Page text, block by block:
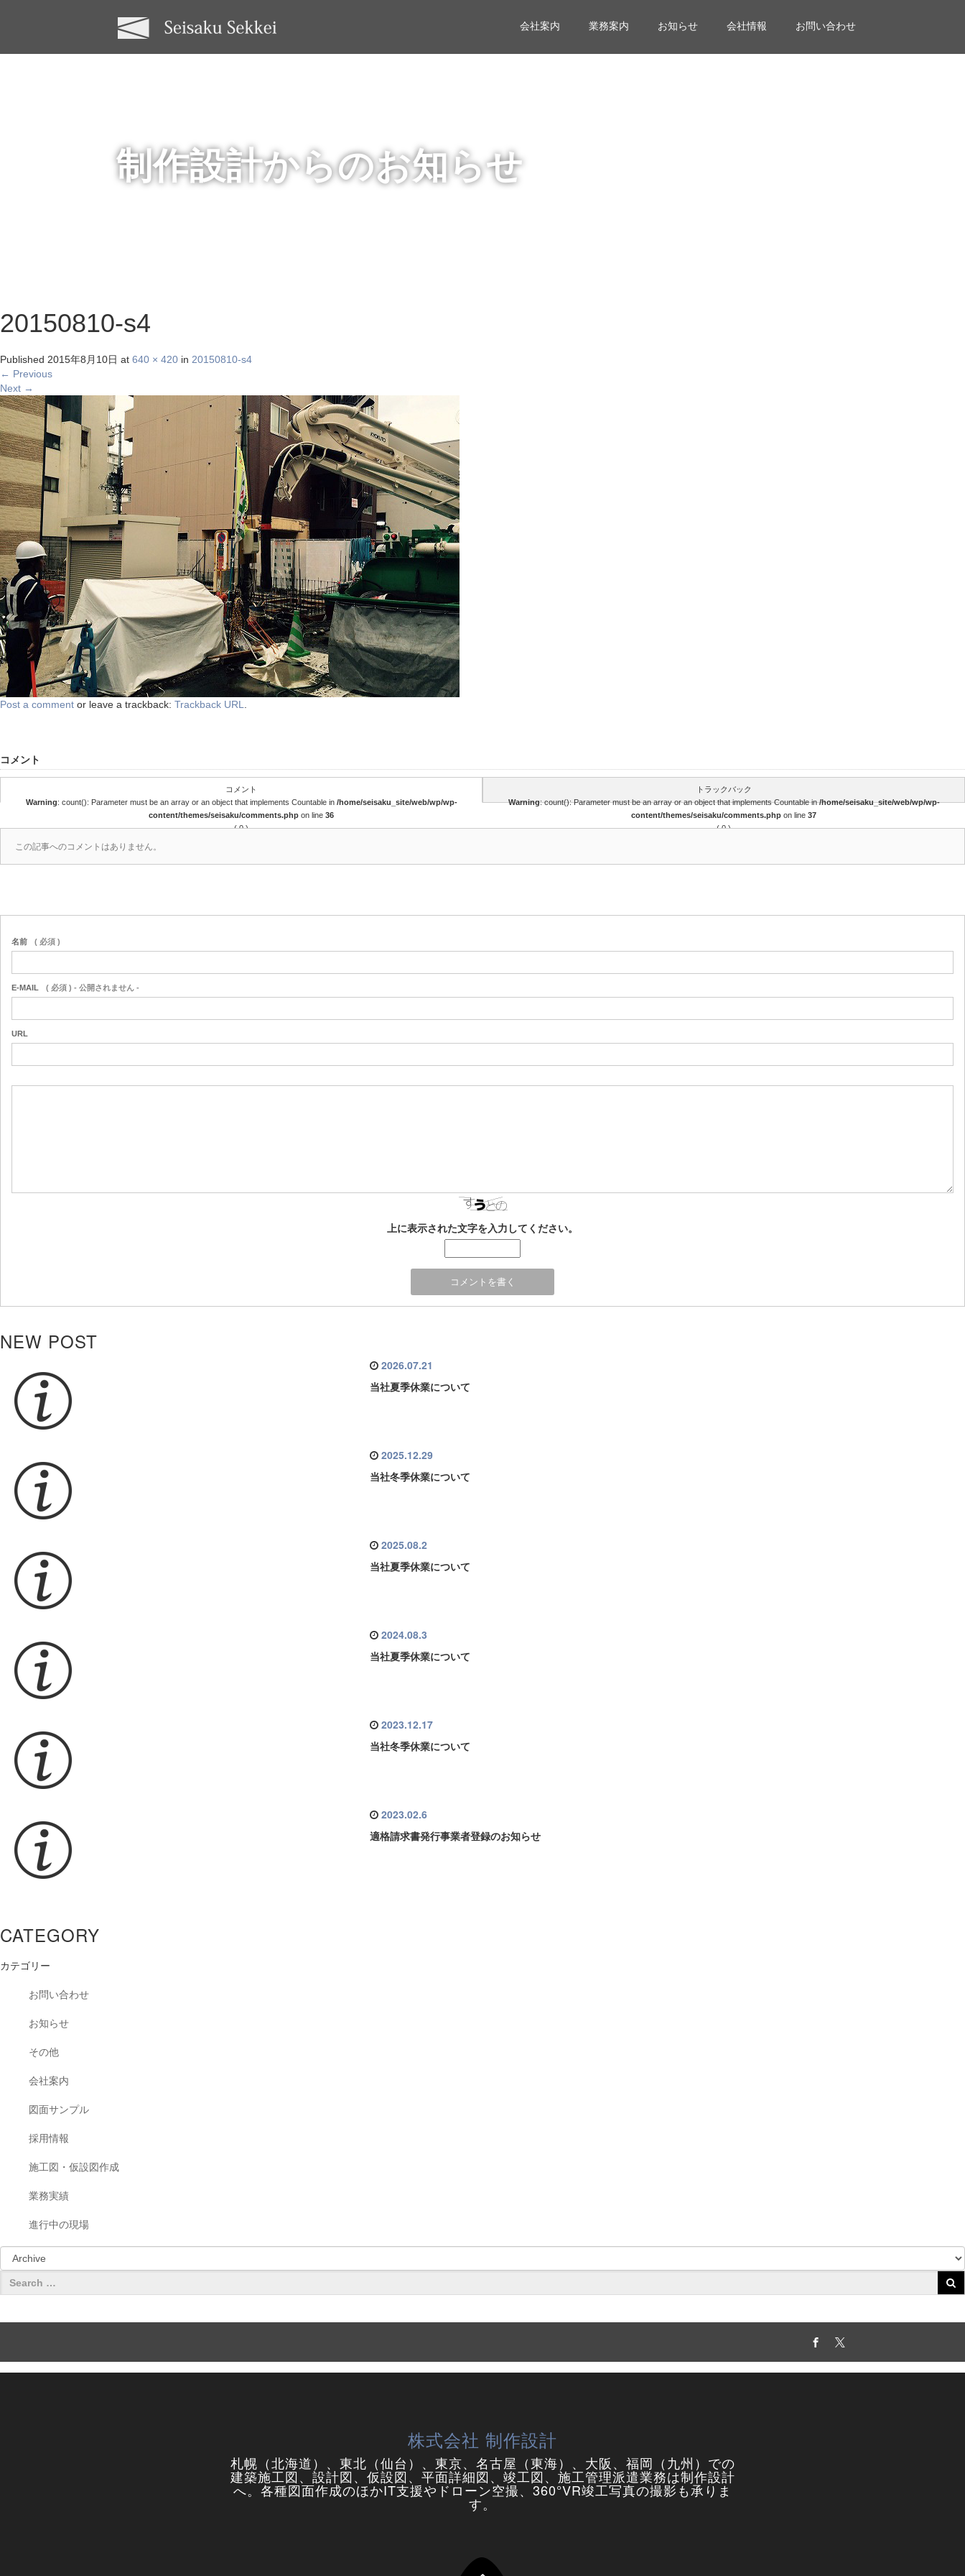
会社案内 業務案内 お知らせ 会社情報 お問い合わせ
制作設計からのお知らせ
20150810-s4
Published 2015年8月10日 at 640 × 420 in 20150810-s4
← Previous
Next →
Post a comment or leave a trackback: Trackback URL
コメント
コメント
Warning: count(): Parameter must be an array or an object that implements Countable in /home/seisaku_site/web/wp/wp-
content/themes/seisaku/comments.php on line 36
( 0 )
トラックバック
Warning: count(): Parameter must be an array or an object that implements Countable in/home/seisaku_site/web/wp/wp-
content/themes/seisaku/comments.php on line 37
( 0 )
この記事へのコメントはありません。
名前 ( 必須 )
E-MAIL ( 必須 ) - 公開されません -
URL
上に表示された文字を入力してください。
NEW POST
2026.07.21
当社夏季休業について
2025.12.29
当社冬季休業について
2025.08.2
当社夏季休業について
2024.08.3
当社夏季休業について
2023.12.17
当社冬季休業について
2023.02.6
適格請求書発行事業者登録のお知らせ
CATEGORY
カテゴリー
お問い合わせ
お知らせ
その他
会社案内
図面サンプル
採用情報
施工図・仮設図作成
業務実績
進行中の現場
株式会社 制作設計
札幌（北海道）、東北（仙台）、東京、名古屋（東海）、大阪、福岡（九州）での
建築施工図、設計図、仮設図、平面詳細図、竣工図、施工管理派遣業務は制作設計
へ。各種図面作成のほかIT支援やドローン空撮、360°VR竣工写真の撮影も承りま
す。